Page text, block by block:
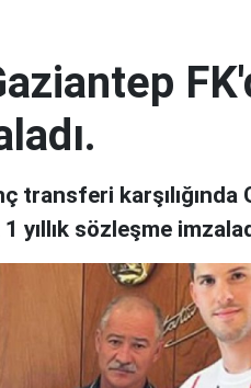
transferi karşılığında
yıllık sözleşme